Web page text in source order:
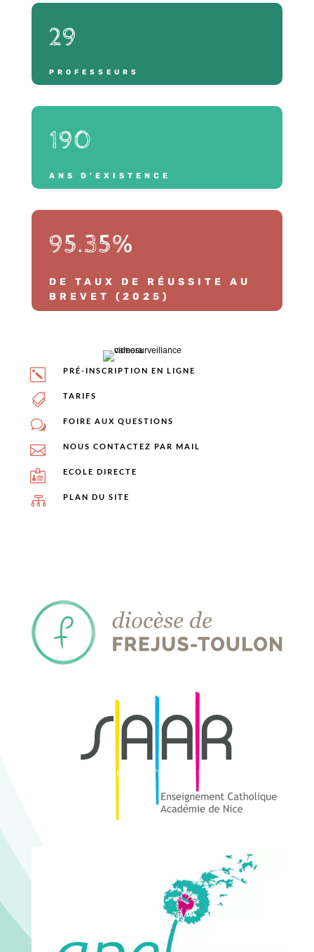
29
PROFESSEURS
190
ANS D'EXISTENCE
95.35%
DE TAUX DE RÉUSSITE AU
BREVET (2025)
k PRÉ-INSCRIPTION EN LIGNE
 TARIFS
w FOIRE AUX QUESTIONS
 NOUS CONTACTEZ PAR MAIL
 ECOLE DIRECTE
 PLAN DU SITE